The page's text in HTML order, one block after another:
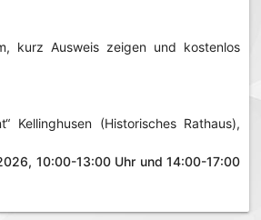
kurz Ausweis zeigen und kostenlos
Kellinghusen (Historisches Rathaus),
10:00-13:00 Uhr und 14:00-17:00